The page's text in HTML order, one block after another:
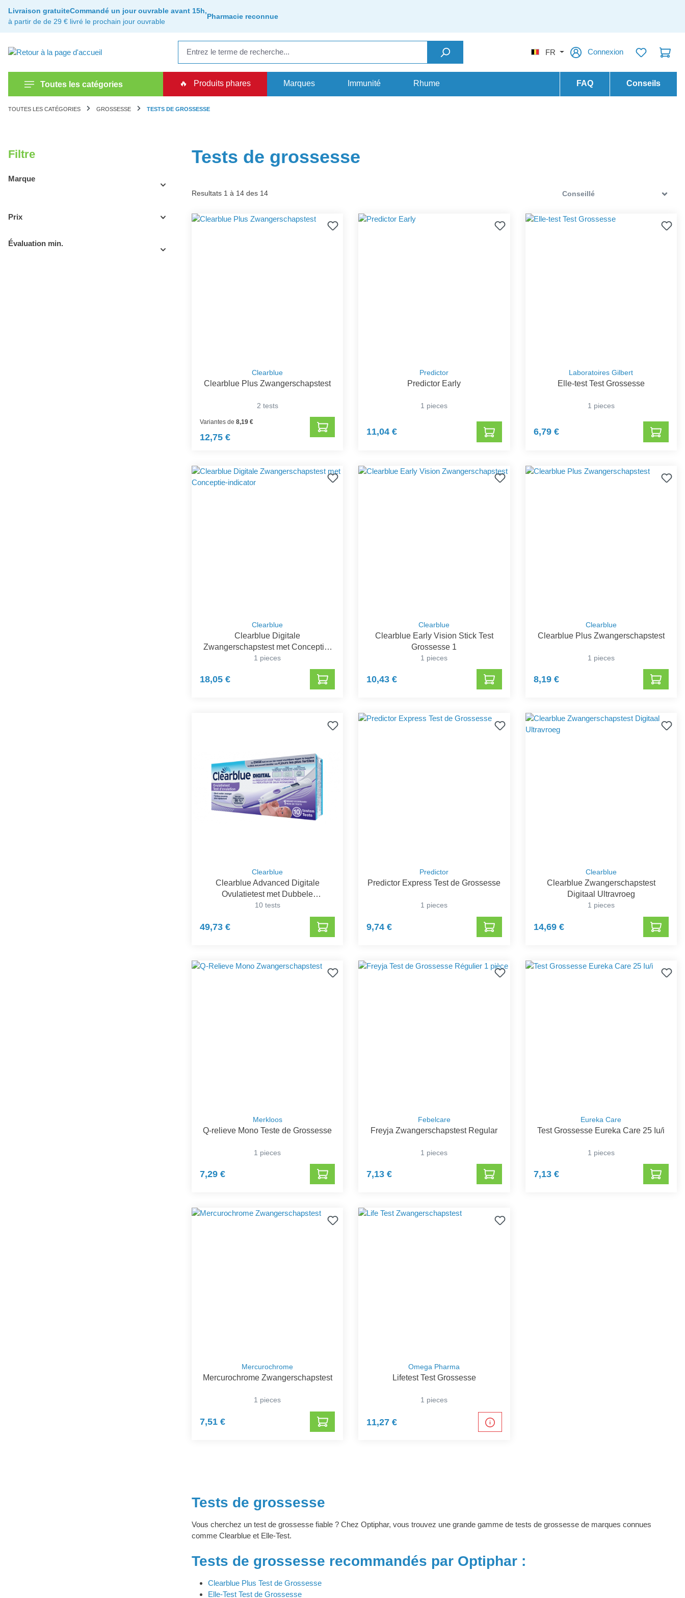
Passer à la navigation principale
Livraison gratuite
à partir de de 29 €
Commandé un jour ouvrable avant 15h,
livré le prochain jour ouvrable
Pharmacie reconnue
FR Connexion
Toutes les catégories 🔥 Produits phares Marques Immunité Rhume FAQ Conseils
TOUTES LES CATÉGORIES GROSSESSE TESTS DE GROSSESSE
Filtre
Marque
Prix
Évaluation min.
Tests de grossesse
Resultats 1 à 14 des 14
Clearblue
Clearblue Plus Zwangerschapstest
2 tests
Variantes de 8,19 €
12,75 €
Predictor
Predictor Early
1 pieces
11,04 €
Laboratoires Gilbert
Elle-test Test Grossesse
1 pieces
6,79 €
Clearblue
Clearblue Digitale
Zwangerschapstest met Conceptie-
indicator
1 pieces
18,05 €
Clearblue
Clearblue Early Vision Stick Test
Grossesse 1
1 pieces
10,43 €
Clearblue
Clearblue Plus Zwangerschapstest
1 pieces
8,19 €
Clearblue
Clearblue Advanced Digitale
Ovulatietest met Dubbele
Hormoonindicator
10 tests
49,73 €
Predictor
Predictor Express Test de Grossesse
1 pieces
9,74 €
Clearblue
Clearblue Zwangerschapstest
Digitaal Ultravroeg
1 pieces
14,69 €
Merkloos
Q-relieve Mono Teste de Grossesse
1 pieces
7,29 €
Febelcare
Freyja Zwangerschapstest Regular
1 pieces
7,13 €
Eureka Care
Test Grossesse Eureka Care 25 Iu/i
1 pieces
7,13 €
Mercurochrome
Mercurochrome Zwangerschapstest
1 pieces
7,51 €
Omega Pharma
Lifetest Test Grossesse
1 pieces
11,27 €
Tests de grossesse
Vous cherchez un test de grossesse fiable ? Chez Optiphar, vous trouvez une grande gamme de tests de grossesse de marques connues
comme Clearblue et Elle-Test.
Tests de grossesse recommandés par Optiphar :
Clearblue Plus Test de Grossesse
Elle-Test Test de Grossesse